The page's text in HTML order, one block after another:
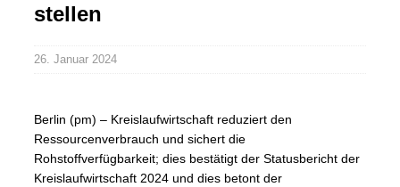
stellen
26. Januar 2024
Berlin (pm) – Kreislaufwirtschaft reduziert den
Ressourcenverbrauch und sichert die
Rohstoffverfügbarkeit; dies bestätigt der Statusbericht der
Kreislaufwirtschaft 2024 und dies betont der